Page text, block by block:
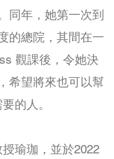
同年，她第一次到
的總院，其間在一
觀課後，令她決
希望將來也可以幫
的人。
瑜珈，並於2022